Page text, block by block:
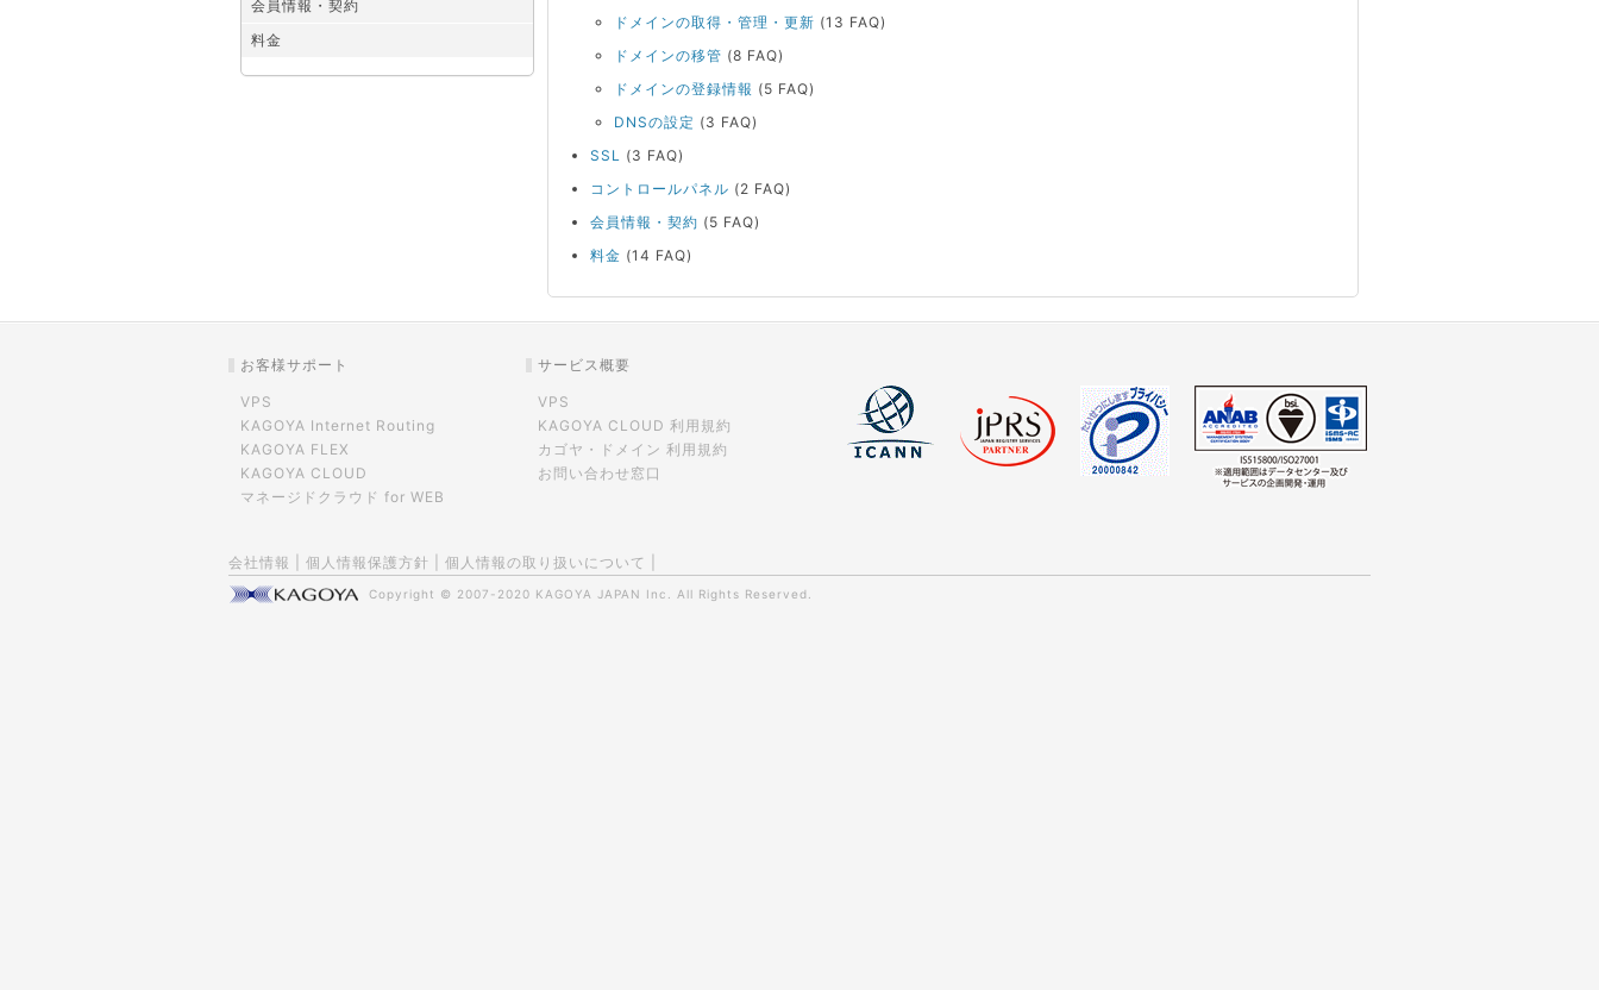
会員情報・契約
料金
ドメインの取得・管理・更新 (13 FAQ)
ドメインの移管 (8 FAQ)
ドメインの登録情報 (5 FAQ)
DNSの設定 (3 FAQ)
SSL (3 FAQ)
コントロールパネル (2 FAQ)
会員情報・契約 (5 FAQ)
料金 (14 FAQ)
お客様サポート
VPS
KAGOYA Internet Routing
KAGOYA FLEX
KAGOYA CLOUD
マネージドクラウド for WEB
サービス概要
VPS
KAGOYA CLOUD 利用規約
カゴヤ・ドメイン 利用規約
お問い合わせ窓口
会社情報 個人情報保護方針 個人情報の取り扱いについて
Copyright © 2007-2020 KAGOYA JAPAN Inc. All Rights Reserved.